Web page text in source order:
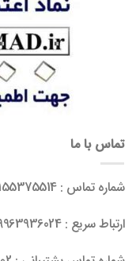
تماس با ما
شماره تماس : 02155375514
ارتباط سریع : 09963936024